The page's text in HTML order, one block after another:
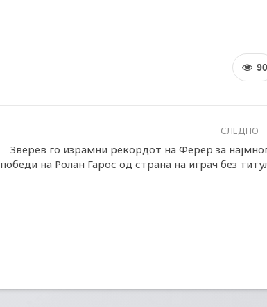
90
СЛЕДНО
Зверев го израмни рекордот на Ферер за
победи на Ролан Гарос од страна на играч без